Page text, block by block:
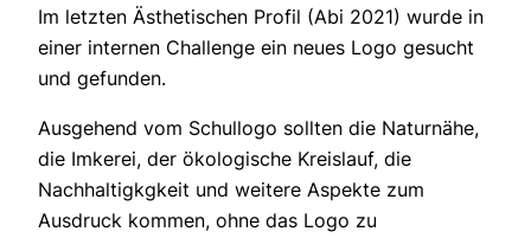
Im letzten Ästhetischen Profil (Abi 2021) wurde in
einer internen Challenge ein neues Logo gesucht
und gefunden.
Ausgehend vom Schullogo sollten die Naturnähe,
die Imkerei, der ökologische Kreislauf, die
Nachhaltigkgkeit und weitere Aspekte zum
Ausdruck kommen, ohne das Logo zu